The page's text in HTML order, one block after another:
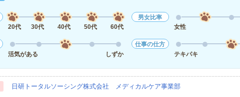
20代
30代 40代 50代 60代
男女比率
女性
活気がある
しずか
仕事の仕方
テキパキ
日研トータルソーシング株式会社 メディカルケア事業部